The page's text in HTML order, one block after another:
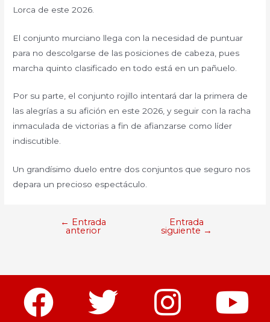
Lorca de este 2026.
El conjunto murciano llega con la necesidad de puntuar
para no descolgarse de las posiciones de cabeza, pues
marcha quinto clasificado en todo está en un pañuelo.
Por su parte, el conjunto rojillo intentará dar la primera de
las alegrías a su afición en este 2026, y seguir con la racha
inmaculada de victorias a fin de afianzarse como líder
indiscutible.
Un grandísimo duelo entre dos conjuntos que seguro nos
depara un precioso espectáculo.
← Entrada
anterior
Entrada
siguiente →